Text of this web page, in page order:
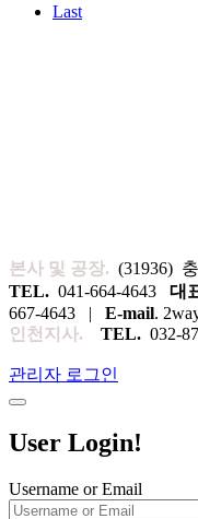
Last
본사 및 공장. (31936)
TEL. 041-664-4643 대
667-4643 | E-mail.
인천지사.
TEL. 032-
관리자 로그인
User Login!
Username or Email